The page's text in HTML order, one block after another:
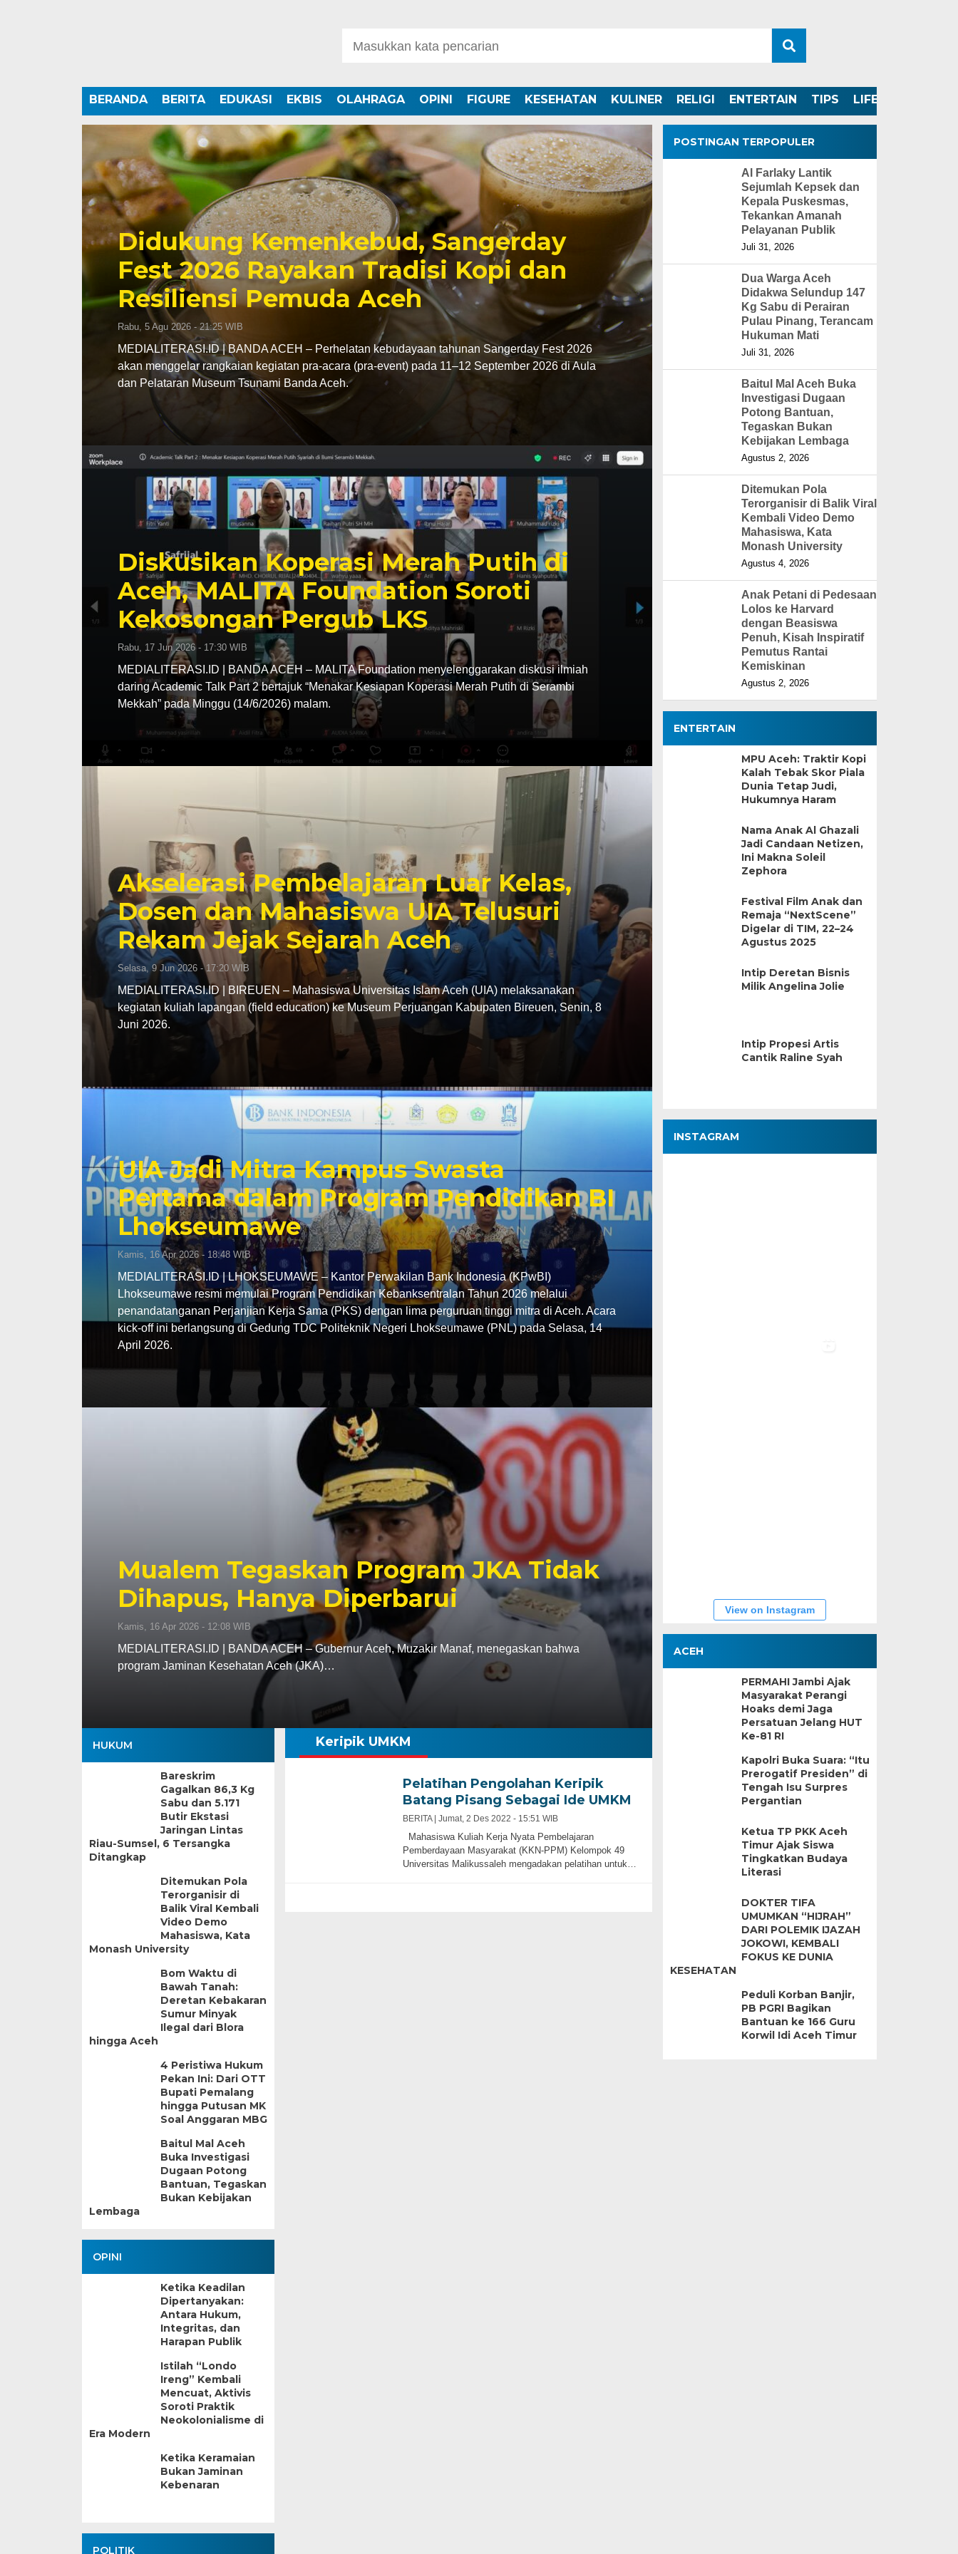
BERANDA BERITA EDUKASI EKBIS OLAHRAGA OPINI FIGURE KESEHATAN KULINER RELIGI ENTERTAIN TIPS LIFESTYLE
Didukung Kemenkebud, Sangerday
Fest 2026 Rayakan Tradisi Kopi dan
Resiliensi Pemuda Aceh
Rabu, 5 Agu 2026 - 21:25 WIB
MEDIALITERASI.ID | BANDA ACEH – Perhelatan kebudayaan tahunan Sangerday Fest 2026
akan menggelar rangkaian kegiatan pra-acara (pra-event) pada 11–12 September 2026 di Aula
dan Pelataran Museum Tsunami Banda Aceh.
Diskusikan Koperasi Merah Putih di
Aceh, MALITA Foundation Soroti
Kekosongan Pergub LKS
Rabu, 17 Jun 2026 - 17:30 WIB
MEDIALITERASI.ID | BANDA ACEH – MALITA Foundation menyelenggarakan diskusi ilmiah
daring Academic Talk Part 2 bertajuk “Menakar Kesiapan Koperasi Merah Putih di Serambi
Mekkah” pada Minggu (14/6/2026) malam.
Akselerasi Pembelajaran Luar Kelas,
Dosen dan Mahasiswa UIA Telusuri
Rekam Jejak Sejarah Aceh
Selasa, 9 Jun 2026 - 17:20 WIB
MEDIALITERASI.ID | BIREUEN – Mahasiswa Universitas Islam Aceh (UIA) melaksanakan
kegiatan kuliah lapangan (field education) ke Museum Perjuangan Kabupaten Bireuen, Senin, 8
Juni 2026.
UIA Jadi Mitra Kampus Swasta
Pertama dalam Program Pendidikan BI
Lhokseumawe
Kamis, 16 Apr 2026 - 18:48 WIB
MEDIALITERASI.ID | LHOKSEUMAWE – Kantor Perwakilan Bank Indonesia (KPwBI)
Lhokseumawe resmi memulai Program Pendidikan Kebanksentralan Tahun 2026 melalui
penandatanganan Perjanjian Kerja Sama (PKS) dengan lima perguruan tinggi mitra di Aceh. Acara
kick-off ini berlangsung di Gedung TDC Politeknik Negeri Lhokseumawe (PNL) pada Selasa, 14
April 2026.
Mualem Tegaskan Program JKA Tidak
Dihapus, Hanya Diperbarui
Kamis, 16 Apr 2026 - 12:08 WIB
MEDIALITERASI.ID | BANDA ACEH – Gubernur Aceh, Muzakir Manaf, menegaskan bahwa
program Jaminan Kesehatan Aceh (JKA)…
HUKUM
Bareskrim
Gagalkan 86,3 Kg
Sabu dan 5.171
Butir Ekstasi
Jaringan Lintas
Riau-Sumsel, 6 Tersangka
Ditangkap
Ditemukan Pola
Terorganisir di
Balik Viral Kembali
Video Demo
Mahasiswa, Kata
Monash University
Bom Waktu di
Bawah Tanah:
Deretan Kebakaran
Sumur Minyak
Ilegal dari Blora
hingga Aceh
4 Peristiwa Hukum
Pekan Ini: Dari OTT
Bupati Pemalang
hingga Putusan MK
Soal Anggaran MBG
Baitul Mal Aceh
Buka Investigasi
Dugaan Potong
Bantuan, Tegaskan
Bukan Kebijakan
Lembaga
OPINI
Ketika Keadilan
Dipertanyakan:
Antara Hukum,
Integritas, dan
Harapan Publik
Istilah “Londo
Ireng” Kembali
Mencuat, Aktivis
Soroti Praktik
Neokolonialisme di
Era Modern
Ketika Keramaian
Bukan Jaminan
Kebenaran
POLITIK
Keripik UMKM
Pelatihan Pengolahan Keripik
Batang Pisang Sebagai Ide UMKM
BERITA | Jumat, 2 Des 2022 - 15:51 WIB
Mahasiswa Kuliah Kerja Nyata Pembelajaran
Pemberdayaan Masyarakat (KKN-PPM) Kelompok 49
Universitas Malikussaleh mengadakan pelatihan untuk…
POSTINGAN TERPOPULER
Al Farlaky Lantik
Sejumlah Kepsek dan
Kepala Puskesmas,
Tekankan Amanah
Pelayanan Publik
Juli 31, 2026
Dua Warga Aceh
Didakwa Selundup 147
Kg Sabu di Perairan
Pulau Pinang, Terancam
Hukuman Mati
Juli 31, 2026
Baitul Mal Aceh Buka
Investigasi Dugaan
Potong Bantuan,
Tegaskan Bukan
Kebijakan Lembaga
Agustus 2, 2026
Ditemukan Pola
Terorganisir di Balik Viral
Kembali Video Demo
Mahasiswa, Kata
Monash University
Agustus 4, 2026
Anak Petani di Pedesaan
Lolos ke Harvard
dengan Beasiswa
Penuh, Kisah Inspiratif
Pemutus Rantai
Kemiskinan
Agustus 2, 2026
ENTERTAIN
MPU Aceh: Traktir Kopi
Kalah Tebak Skor Piala
Dunia Tetap Judi,
Hukumnya Haram
Nama Anak Al Ghazali
Jadi Candaan Netizen,
Ini Makna Soleil
Zephora
Festival Film Anak dan
Remaja “NextScene”
Digelar di TIM, 22–24
Agustus 2025
Intip Deretan Bisnis
Milik Angelina Jolie
Intip Propesi Artis
Cantik Raline Syah
INSTAGRAM
View on Instagram
ACEH
PERMAHI Jambi Ajak
Masyarakat Perangi
Hoaks demi Jaga
Persatuan Jelang HUT
Ke-81 RI
Kapolri Buka Suara: “Itu
Prerogatif Presiden” di
Tengah Isu Surpres
Pergantian
Ketua TP PKK Aceh
Timur Ajak Siswa
Tingkatkan Budaya
Literasi
DOKTER TIFA
UMUMKAN “HIJRAH”
DARI POLEMIK IJAZAH
JOKOWI, KEMBALI
FOKUS KE DUNIA
KESEHATAN
Peduli Korban Banjir,
PB PGRI Bagikan
Bantuan ke 166 Guru
Korwil Idi Aceh Timur